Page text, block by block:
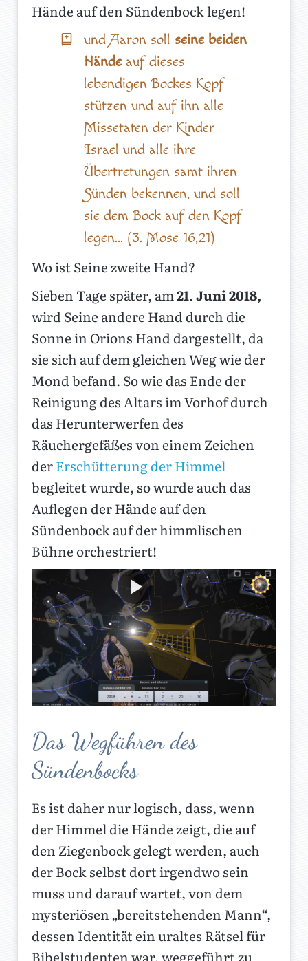
Hände auf den Sündenbock legen!
und Aaron soll seine beiden
Händeauf dieses
lebendigen Bockes Kopf
stützen und auf ihn alle
Missetaten der Kinder
Israel und alle ihre
Übertretungen samt ihren
Sünden bekennen, und soll
sie dem Bock auf den Kopf
legen... (3. Mose 16,21)
Wo ist Seine zweite Hand?
Sieben Tage später, am21. Juni 2018,
wird Seine andere Hand durch die
Sonne in Orions Hand dargestellt, da
sie sich auf dem gleichen Weg wie der
Mond befand. So wie das Ende der
Reinigung des Altars im Vorhof durch
das Herunterwerfen des
Räuchergefäßes von einem Zeichen
derErschütterung der Himmel
begleitet wurde, so wurde auch das
Auflegen der Hände auf den
Sündenbock auf der himmlischen
Bühne orchestriert!
Das Wegführen des
Sündenbocks
Es ist daher nur logisch, dass, wenn
der Himmel die Hände zeigt, die auf
den Ziegenbock gelegt werden, auch
der Bock selbst dort irgendwo sein
muss und darauf wartet, von dem
mysteriösen „bereitstehenden Mann“,
dessen Identität ein uraltes Rätsel für
Bibelstudenten war, weggeführt zu